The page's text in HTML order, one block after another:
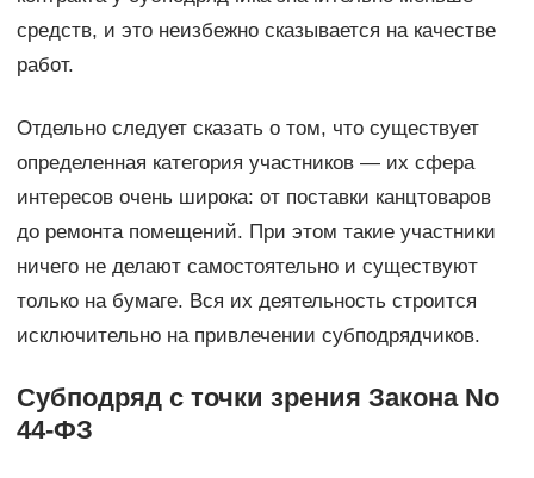
средств, и это неизбежно сказывается на качестве
работ.
Отдельно следует сказать о том, что существует
определенная категория участников — их сфера
интересов очень широка: от поставки канцтоваров
до ремонта помещений. При этом такие участники
ничего не делают самостоятельно и существуют
только на бумаге. Вся их деятельность строится
исключительно на привлечении субподрядчиков.
Субподряд с точки зрения Закона No
44-ФЗ